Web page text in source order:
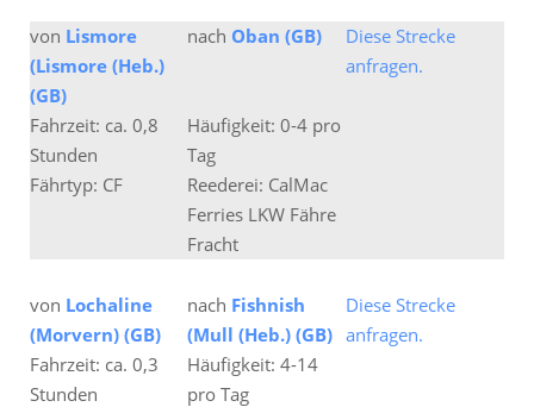
von Lismore
(Lismore (Heb.)
(GB)
nach Oban (GB)
Diese Strecke
anfragen.
Fahrzeit: ca. 0,8
Stunden
Häufigkeit: 0-4 pro
Tag
Fährtyp: CF
Reederei: CalMac
Ferries LKW Fähre
Fracht
von Lochaline
(Morvern) (GB)
nach Fishnish
(Mull (Heb.) (GB)
Diese Strecke
anfragen.
Fahrzeit: ca. 0,3
Stunden
Häufigkeit: 4-14
pro Tag